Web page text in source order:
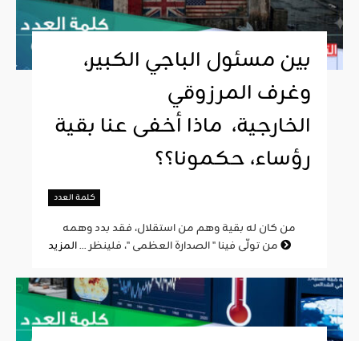
بين مسئول الباجي الكبير،
وغرف المرزوقي
الخارجية، ماذا أخفى عنا بقية
رؤساء، حكمونا؟؟
كلمة العدد
من تولّى فينا " الصدارة العظمى "، فلينظر ...